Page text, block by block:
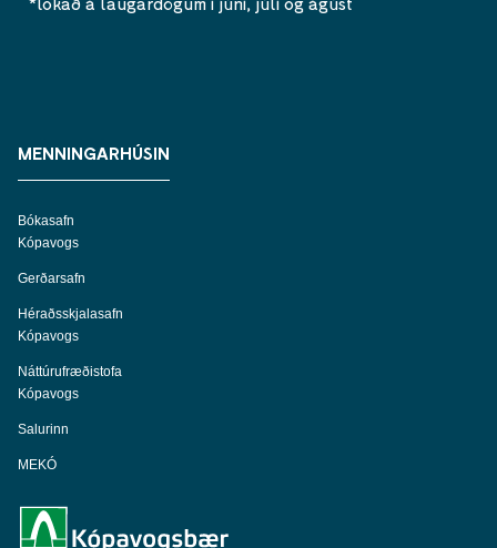
MENNINGARHÚSIN
Bókasafn
Kópavogs
Gerðarsafn
Héraðsskjalasafn
Kópavogs
Náttúrufræðistofa
Kópavogs
Salurinn
MEKÓ